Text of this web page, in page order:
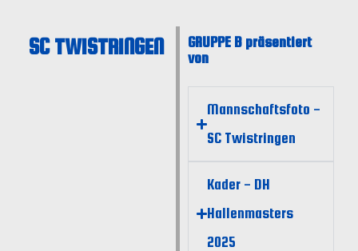
SC TWISTRINGEN
GRUPPE B präsentiert
von
Mannschaftsfoto -
SC Twistringen
Kader - DH
Hallenmasters
2025